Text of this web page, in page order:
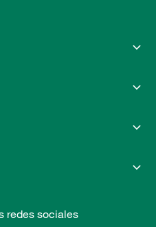
redes sociales